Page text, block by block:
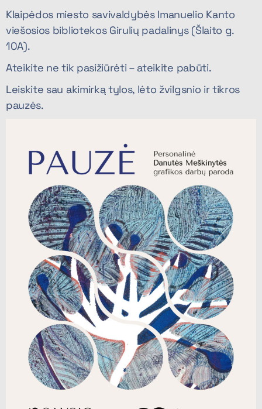
Klaipėdos miesto savivaldybės Imanuelio Kanto
viešosios bibliotekos Girulių padalinys (Šlaito g.
10A).
Ateikite ne tik pasižiūrėti – ateikite pabūti.
Leiskite sau akimirką tylos, lėto žvilgsnio ir tikros
pauzės.